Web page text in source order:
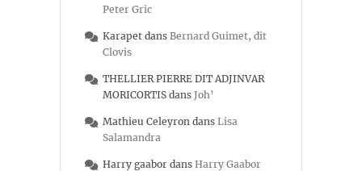
Peter Gric
Karapet dans Bernard Guimet, dit
Clovis
THELLIER PIERRE DIT ADJINVAR
MORICORTIS dans Joh’
Mathieu Celeyron dans Lisa
Salamandra
Harry gaabor dans Harry Gaabor